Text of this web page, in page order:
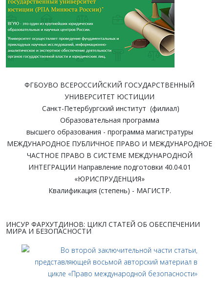
ФГБОУВО ВСЕРОССИЙСКИЙ ГОСУДАРСТВЕННЫЙ
УНИВЕРСИТЕТ ЮСТИЦИИ
Санкт-Петербургский институт (филиал)
Образовательная программа
высшего образования - программа магистратуры
МЕЖДУНАРОДНОЕ ПУБЛИЧНОЕ ПРАВО И МЕЖДУНАРОДНОЕ
ЧАСТНОЕ ПРАВО В СИСТЕМЕ МЕЖДУНАРОДНОЙ
ИНТЕГРАЦИИ Направление подготовки 40.04.01
«ЮРИСПРУДЕНЦИЯ»
Квалификация (степень) - МАГИСТР.
ИНСУР ФАРХУТДИНОВ: ЦИКЛ СТАТЕЙ ОБ ОБЕСПЕЧЕНИИ
МИРА И БЕЗОПАСНОСТИ